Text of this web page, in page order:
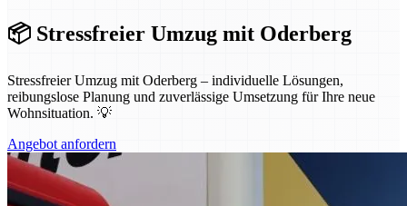
📦 Stressfreier Umzug mit Oderberg
Stressfreier Umzug mit Oderberg – individuelle Lösungen,
reibungslose Planung und zuverlässige Umsetzung für Ihre neue
Wohnsituation. 💡
Angebot anfordern